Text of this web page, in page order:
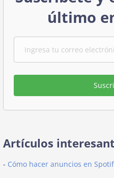
último
Artículos
- Cómo hacer anuncios en